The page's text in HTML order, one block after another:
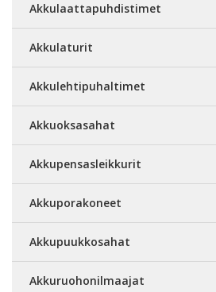
Akkulaattapuhdistimet
Akkulaturit
Akkulehtipuhaltimet
Akkuoksasahat
Akkupensasleikkurit
Akkuporakoneet
Akkupuukkosahat
Akkuruohonilmaajat